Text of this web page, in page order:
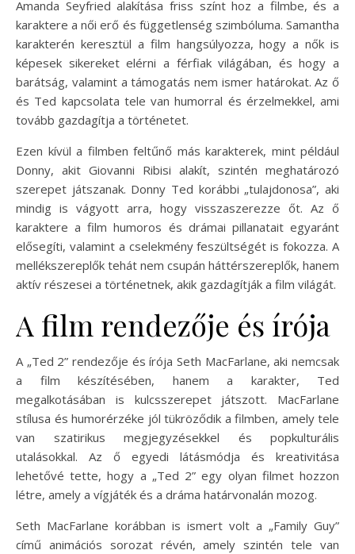
Amanda Seyfried alakítása friss színt hoz a filmbe, és a
karaktere a női erő és függetlenség szimbóluma. Samantha
karakterén keresztül a film hangsúlyozza, hogy a nők is
képesek sikereket elérni a férfiak világában, és hogy a
barátság, valamint a támogatás nem ismer határokat. Az ő
és Ted kapcsolata tele van humorral és érzelmekkel, ami
tovább gazdagítja a történetet.
Ezen kívül a filmben feltűnő más karakterek, mint például
Donny, akit Giovanni Ribisi alakít, szintén meghatározó
szerepet játszanak. Donny Ted korábbi „tulajdonosa”, aki
mindig is vágyott arra, hogy visszaszerezze őt. Az ő
karaktere a film humoros és drámai pillanatait egyaránt
elősegíti, valamint a cselekmény feszültségét is fokozza. A
mellékszereplők tehát nem csupán háttérszereplők, hanem
aktív részesei a történetnek, akik gazdagítják a film világát.
A film rendezője és írója
A „Ted 2” rendezője és írója Seth MacFarlane, aki nemcsak
a film készítésében, hanem a karakter, Ted
megalkotásában is kulcsszerepet játszott. MacFarlane
stílusa és humorérzéke jól tükröződik a filmben, amely tele
van szatirikus megjegyzésekkel és popkulturális
utalásokkal. Az ő egyedi látásmódja és kreativitása
lehetővé tette, hogy a „Ted 2” egy olyan filmet hozzon
létre, amely a vígjáték és a dráma határvonalán mozog.
Seth MacFarlane korábban is ismert volt a „Family Guy”
című animációs sorozat révén, amely szintén tele van